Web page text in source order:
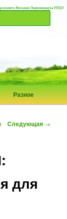
Разное
Следующая →
для